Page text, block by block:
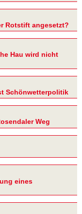
Rotstift angesetzt?
Hau wird nicht
Schönwetterpolitik
Weg
eines